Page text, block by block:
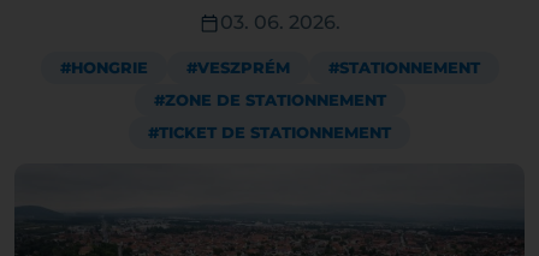
03. 06. 2026.
#HONGRIE #VESZPRÉM
#STATIONNEMENT
#ZONE DE STATIONNEMENT
#TICKET DE STATIONNEMENT